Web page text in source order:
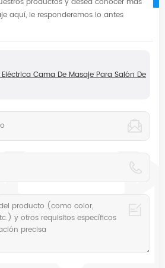
aquí, le responderemos lo antes
Cama De Masaje Para Salón De